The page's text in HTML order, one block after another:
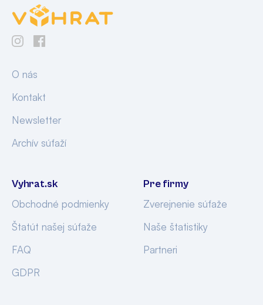
O nás
Kontakt
Newsletter
Archív súťaží
Vyhrat.sk
Obchodné podmienky
Štatút našej súťaže
FAQ
GDPR
Pre firmy
Zverejnenie súťaže
Naše štatistiky
Partneri